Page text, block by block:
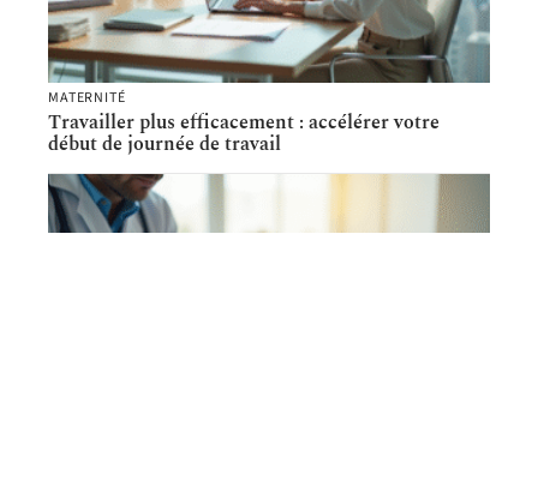
MATERNITÉ
Travailler plus efficacement : accélérer votre
début de journée de travail